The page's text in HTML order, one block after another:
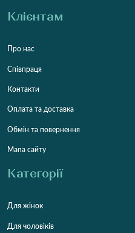
Клієнтам
Про нас
Співпраця
Контакти
Оплата та доставка
Обмін та повернення
Мапа сайту
Категорії
Для жінок
Для чоловіків